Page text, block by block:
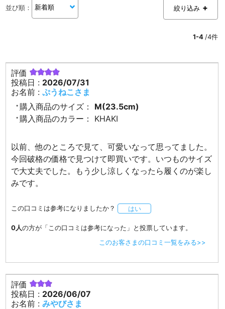
並び順 ： 絞り込み
1-4 /4件
評価
投稿日 : 2026/07/31
お名前 :ぷうねこさま
購入商品のサイズ：
M(23.5cm)
購入商品のカラー：
KHAKI
以前、他のところで見て、可愛いなって思ってました。
今回破格の価格で見つけて即買いです。いつものサイズ
で大丈夫でした。もう少し涼しくなったら履くのが楽し
みです。
この口コミは参考になりましたか？ はい
0人の方が「この口コミは参考になった」と投票しています。
このお客さまの口コミ一覧をみる>>
評価
投稿日 : 2026/06/07
お名前 :みやびさま